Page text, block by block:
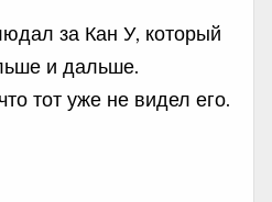
за Кан У, который
и дальше.
тот уже не видел его.